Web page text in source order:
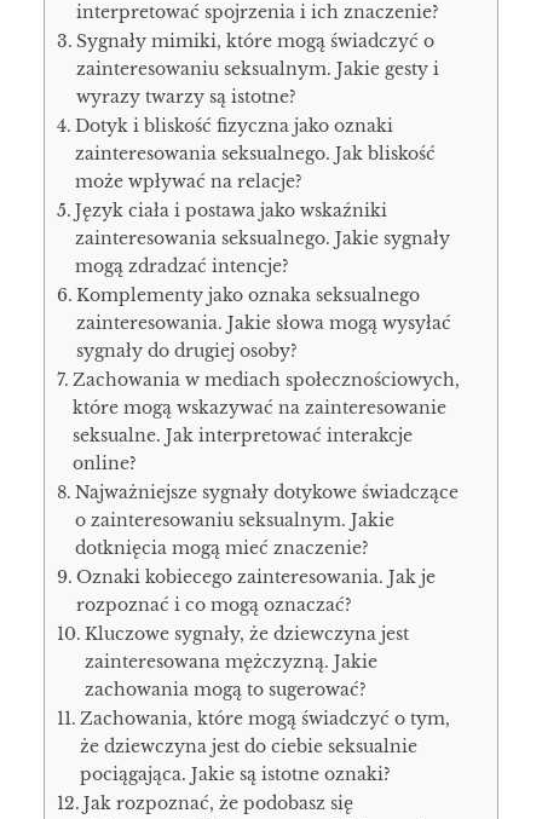
interpretować spojrzenia i ich znaczenie?
Sygnały mimiki, które mogą świadczyć o
zainteresowaniu seksualnym. Jakie gesty i
wyrazy twarzy są istotne?
Dotyk i bliskość fizyczna jako oznaki
zainteresowania seksualnego. Jak bliskość
może wpływać na relacje?
Język ciała i postawa jako wskaźniki
zainteresowania seksualnego. Jakie sygnały
mogą zdradzać intencje?
Komplementy jako oznaka seksualnego
zainteresowania. Jakie słowa mogą wysyłać
sygnały do drugiej osoby?
Zachowania w mediach społecznościowych,
które mogą wskazywać na zainteresowanie
seksualne. Jak interpretować interakcje
online?
Najważniejsze sygnały dotykowe świadczące
o zainteresowaniu seksualnym. Jakie
dotknięcia mogą mieć znaczenie?
Oznaki kobiecego zainteresowania. Jak je
rozpoznać i co mogą oznaczać?
Kluczowe sygnały, że dziewczyna jest
zainteresowana mężczyzną. Jakie
zachowania mogą to sugerować?
Zachowania, które mogą świadczyć o tym,
że dziewczyna jest do ciebie seksualnie
pociągająca. Jakie są istotne oznaki?
Jak rozpoznać, że podobasz się